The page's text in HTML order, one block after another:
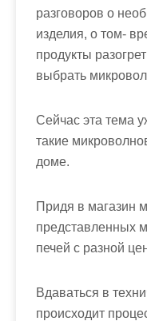
разговоров о
изделия, о том-
продукты
выбрать
Сейчас эта тема
такие
доме.
Придя в магазин
представленных
печей с разной
Вдаваться в
происходит